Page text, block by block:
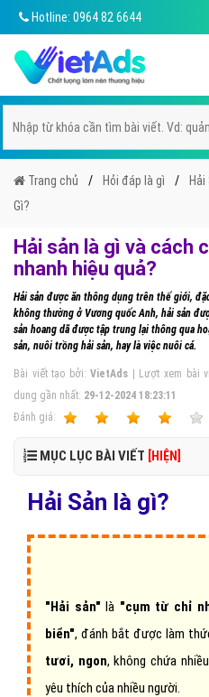
Hotline: 0964 82 6644
Trang chủ Hỏi đáp là gì
Gì?
Hải sản là gì và cách
nhanh hiệu quả?
Hải sản được ăn thông dụng trên thế giới,
không thường ở Vương quốc Anh, hải sản
sản hoang dã được tập trung lại thông qua
sản, nuôi trồng hải sản, hay là việc nuôi cá.
Bài viết tạo bởi:VietAds | Lượt xem bài
dung gần nhất: 29-12-2024 18:23:11
Ðánh giá:
MỤC LỤC BÀI VIẾT [HIỆN]
Hải Sản là gì?
"Hải sản"là "cụm từ chỉ
biển", đánh bắt được làm
tươi, ngon, không chứa
yêu thích của nhiều người.